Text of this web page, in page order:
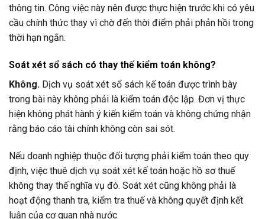
thông tin. Công việc này nên được thực hiện trước khi có yêu
cầu chính thức thay vì chờ đến thời điểm phải phản hồi trong
thời hạn ngắn.
Soát xét sổ sách có thay thế kiểm toán không?
Không. Dịch vụ soát xét sổ sách kế toán được trình bày
trong bài này không phải là kiểm toán độc lập. Đơn vị thực
hiện không phát hành ý kiến kiểm toán và không chứng nhận
rằng báo cáo tài chính không còn sai sót.
Nếu doanh nghiệp thuộc đối tượng phải kiểm toán theo quy
định, việc thuê dịch vụ soát xét kế toán hoặc hồ sơ thuế
không thay thế nghĩa vụ đó. Soát xét cũng không phải là
hoạt động thanh tra, kiểm tra thuế và không quyết định kết
luận của cơ quan nhà nước.